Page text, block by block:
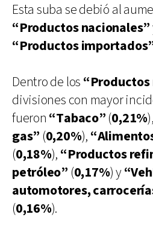
Esta suba se debió al
“Productos nacionales”
“Productos
Dentro de los
divisiones con mayor
fueron “Tabaco” (0,21%),
gas” (0,20%),
(0,18%), “Productos
petróleo” (0,17%) y
automotores,
(0,16%).